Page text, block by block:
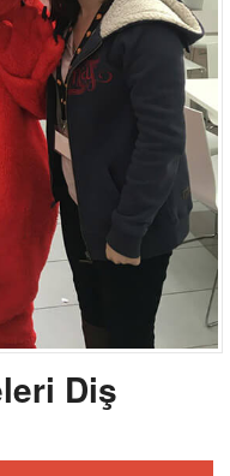
Diş